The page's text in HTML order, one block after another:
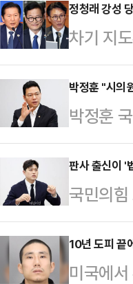
출마하
가치조
페이스
는 기자
런다느
칙과 상
정청래 강성
차기 지
가 '보완
6·3 지방
지를 보
대 가능
성 지지
모인 딴
사…
박정훈 "시의
박정훈
선인을
에 대해
원은 시
일 식당
확보했
"모 언론
판사 출신이 '
국민의
6·3 지
다는 것
대표가
10년 도피 끝
미국에